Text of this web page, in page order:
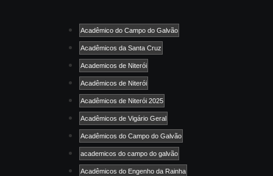
Acadêmico do Campo do Galvão
Acadêmicos da Santa Cruz
Academicos de Niterói
Acadêmicos de Niterói
Acadêmicos de Niterói 2025
Acadêmicos de Vigário Geral
Acadêmicos do Campo do Galvão
academicos do campo do galvão
Acadêmicos do Engenho da Rainha